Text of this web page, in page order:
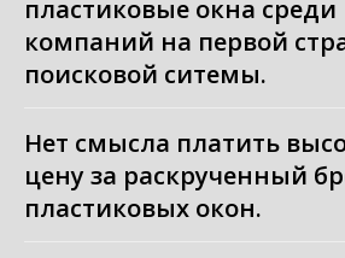
пластиковые окна среди
компаний на первой
поисковой ситемы.
Нет смысла платить
цену за раскрученный
пластиковых окон.